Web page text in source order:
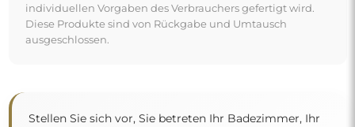
individuellen Vorgaben des Verbrauchers gefertigt wird.
Diese Produkte sind von Rückgabe und Umtausch
ausgeschlossen.
Stellen Sie sich vor, Sie betreten Ihr Badezimmer, Ihr